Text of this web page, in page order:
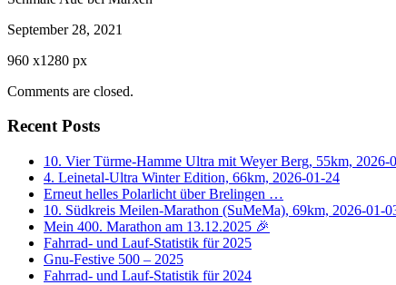
September 28, 2021
960 x1280 px
Comments are closed.
Recent Posts
10. Vier Türme-Hamme Ultra mit Weyer Berg, 55km, 2026-
4. Leinetal-Ultra Winter Edition, 66km, 2026-01-24
Erneut helles Polarlicht über Brelingen …
10. Südkreis Meilen-Marathon (SuMeMa), 69km, 2026-01-
Mein 400. Marathon am 13.12.2025 🎉
Fahrrad- und Lauf-Statistik für 2025
Gnu-Festive 500 – 2025
Fahrrad- und Lauf-Statistik für 2024